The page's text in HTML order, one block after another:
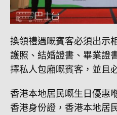
換領禮遇嘅賓客必須出示
護照、結婚證書、畢業證
擇私人包廂嘅賓客，並且
香港本地居民嘅生日優惠
香港身份證，香港本地居